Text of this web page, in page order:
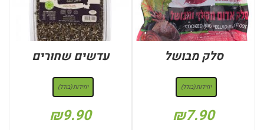
סלק מבושל
יחידות (בודד)
₪7.90
עדשים שחורים
יחידות (בודד)
₪9.90